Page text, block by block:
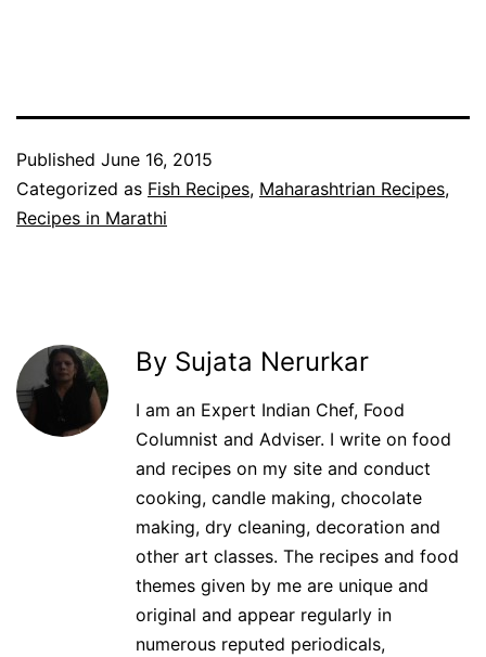
Published June 16, 2015
Categorized as Fish Recipes, Maharashtrian Recipes,
Recipes in Marathi
By Sujata Nerurkar
I am an Expert Indian Chef, Food
Columnist and Adviser. I write on food
and recipes on my site and conduct
cooking, candle making, chocolate
making, dry cleaning, decoration and
other art classes. The recipes and food
themes given by me are unique and
original and appear regularly in
numerous reputed periodicals,